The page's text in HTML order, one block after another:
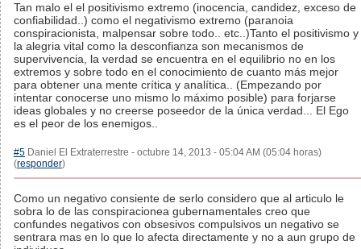
Tan malo el el positivismo extremo (inocencia, candidez, exceso de
confiabilidad..) como el negativismo extremo (paranoia
conspiracionista, malpensar sobre todo.. etc..)Tanto el positivismo y
la alegria vital como la desconfianza son mecanismos de
supervivencia, la verdad se encuentra en el equilibrio no en los
extremos y sobre todo en el conocimiento de cuanto más mejor
para obtener una mente crítica y analítica.. (Empezando por
intentar conocerse uno mismo lo máximo posible) para forjarse
ideas globales y no creerse poseedor de la única verdad... El Ego
es el peor de los enemigos..
#5 Daniel El Extraterrestre - octubre 14, 2013 - 05:04 AM (05:04 horas)
(responder)
Como un negativo consiente de serlo considero que al articulo le
sobra lo de las conspiracionea gubernamentales creo que
confundes negativos con obsesivos compulsivos un negativo se
sentrara mas en lo que lo afecta directamente y no a aun grupo de